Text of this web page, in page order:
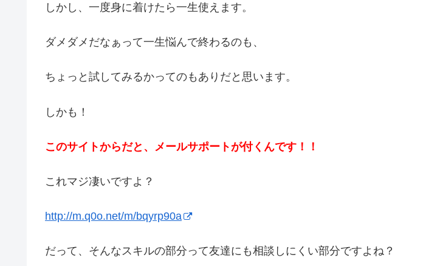
しかし、一度身に着けたら一生使えます。
ダメダメだなぁって一生悩んで終わるのも、
ちょっと試してみるかってのもありだと思います。
しかも！
このサイトからだと、メールサポートが付くんです！！
これマジ凄いですよ？
http://m.q0o.net/m/bqyrp90a
だって、そんなスキルの部分って友達にも相談しにくい部分ですよね？